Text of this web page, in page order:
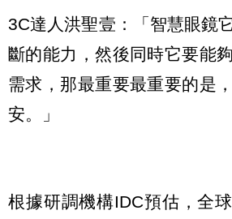
3C達人洪聖壹：「智慧眼鏡
斷的能力，然後同時它要能
需求，那最重要最重要的是
安。」
根據研調機構IDC預估，全